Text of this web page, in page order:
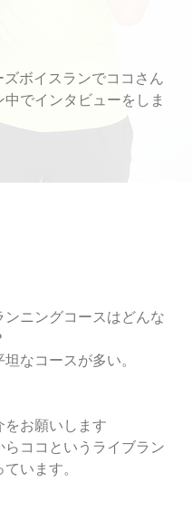
ズボイスランでココさん
中でインタビューをしま
ンニングコースはどんな
坦なコースが多い。
をお願いします
らココというライブラン
います。